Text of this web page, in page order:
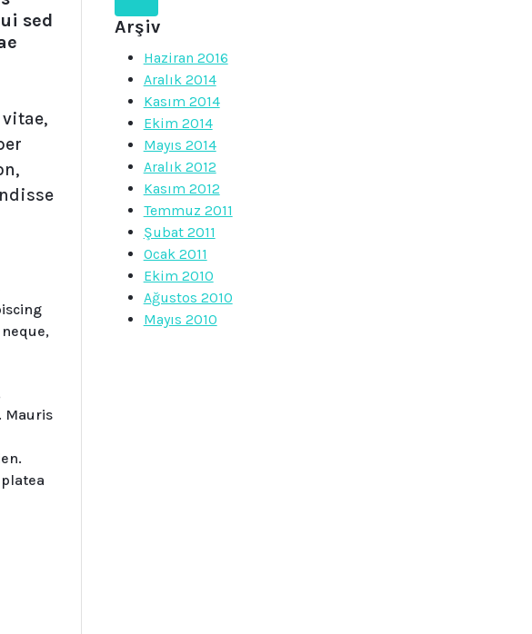
sed
Mauris
Arşiv
Haziran 2016
Aralık 2014
Kasım 2014
Ekim 2014
Mayıs 2014
Aralık 2012
Kasım 2012
Temmuz 2011
Şubat 2011
Ocak 2011
Ekim 2010
Ağustos 2010
Mayıs 2010